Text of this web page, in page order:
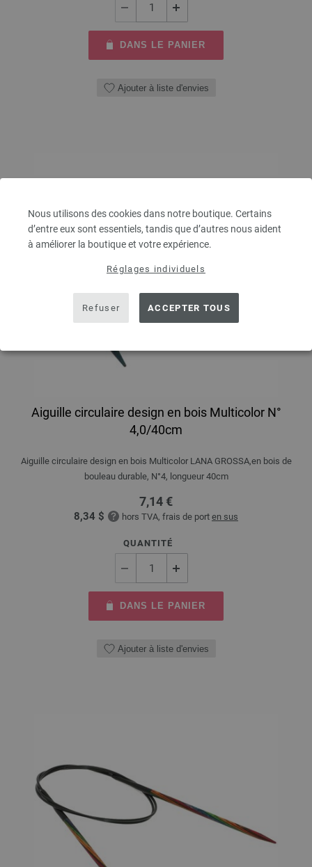
Nous utilisons des cookies dans notre boutique. Certains
d’entre eux sont essentiels, tandis que d’autres nous aident
à améliorer la boutique et votre expérience.
Réglages individuels
Refuser ACCEPTER TOUS
DANS LE PANIER
Ajouter à liste d'envies
Aiguille circulaire design en bois Multicolor N°
4,0/40cm
Aiguille circulaire design en bois Multicolor LANA GROSSA,en bois de
bouleau durable, N°4, longueur 40cm
7,14 €
8,34 $ hors TVA, frais de port en sus
QUANTITÉ
DANS LE PANIER
Ajouter à liste d'envies